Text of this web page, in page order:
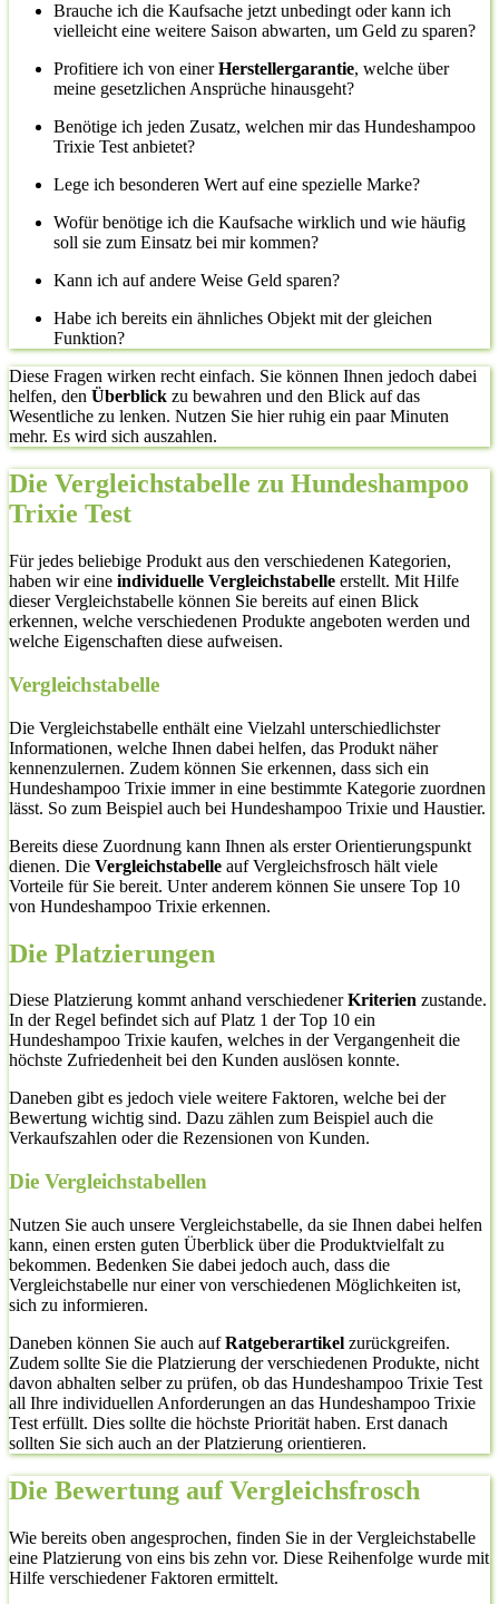
Brauche ich die Kaufsache jetzt unbedingt oder kann ich
vielleicht eine weitere Saison abwarten, um Geld zu sparen?
Profitiere ich von einerHerstellergarantie, welche über
meine gesetzlichen Ansprüche hinausgeht?
Benötige ich jeden Zusatz, welchen mir das Hundeshampoo
Trixie Test anbietet?
Lege ich besonderen Wert auf eine spezielle Marke?
Wofür benötige ich die Kaufsache wirklich und wie häufig
soll sie zum Einsatz bei mir kommen?
Kann ich auf andere Weise Geld sparen?
Habe ich bereits ein ähnliches Objekt mit der gleichen
Funktion?
Diese Fragen wirken recht einfach. Sie können Ihnen jedoch dabei
helfen, den Überblick zu bewahren und den Blick auf das
Wesentliche zu lenken. Nutzen Sie hier ruhig ein paar Minuten
mehr. Es wird sich auszahlen.
Die Vergleichstabelle zu Hundeshampoo
Trixie Test
Für jedes beliebige Produkt aus den verschiedenen Kategorien,
haben wir eine individuelle Vergleichstabelle erstellt. Mit Hilfe
dieser Vergleichstabelle können Sie bereits auf einen Blick
erkennen, welche verschiedenen Produkte angeboten werden und
welche Eigenschaften diese aufweisen.
Vergleichstabelle
Die Vergleichstabelle enthält eine Vielzahl unterschiedlichster
Informationen, welche Ihnen dabei helfen, das Produkt näher
kennenzulernen. Zudem können Sie erkennen, dass sich ein
Hundeshampoo Trixie immer in eine bestimmte Kategorie zuordnen
lässt. So zum Beispiel auch bei Hundeshampoo Trixie und Haustier.
Bereits diese Zuordnung kann Ihnen als erster Orientierungspunkt
dienen. Die Vergleichstabelle auf Vergleichsfrosch hält viele
Vorteile für Sie bereit. Unter anderem können Sie unsere Top 10
von Hundeshampoo Trixie erkennen.
Die Platzierungen
Diese Platzierung kommt anhand verschiedenerKriterien zustande.
In der Regel befindet sich auf Platz 1 der Top 10 ein
Hundeshampoo Trixie kaufen, welches in der Vergangenheit die
höchste Zufriedenheit bei den Kunden auslösen konnte.
Daneben gibt es jedoch viele weitere Faktoren, welche bei der
Bewertung wichtig sind. Dazu zählen zum Beispiel auch die
Verkaufszahlen oder die Rezensionen von Kunden.
Die Vergleichstabellen
Nutzen Sie auch unsere Vergleichstabelle, da sie Ihnen dabei helfen
kann, einen ersten guten Überblick über die Produktvielfalt zu
bekommen. Bedenken Sie dabei jedoch auch, dass die
Vergleichstabelle nur einer von verschiedenen Möglichkeiten ist,
sich zu informieren.
Daneben können Sie auch aufRatgeberartikel zurückgreifen.
Zudem sollte Sie die Platzierung der verschiedenen Produkte, nicht
davon abhalten selber zu prüfen, ob das Hundeshampoo Trixie Test
all Ihre individuellen Anforderungen an das Hundeshampoo Trixie
Test erfüllt. Dies sollte die höchste Priorität haben. Erst danach
sollten Sie sich auch an der Platzierung orientieren.
Die Bewertung auf Vergleichsfrosch
Wie bereits oben angesprochen, finden Sie in der Vergleichstabelle
eine Platzierung von eins bis zehn vor. Diese Reihenfolge wurde mit
Hilfe verschiedener Faktoren ermittelt.